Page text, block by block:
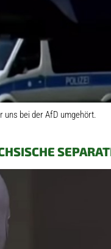
uns bei der AfD umgehört.